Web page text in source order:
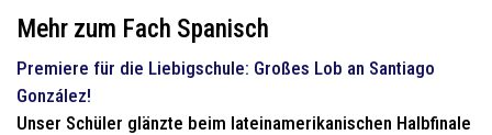
Mehr zum Fach Spanisch
Premiere für die Liebigschule: Großes Lob an Santiago
González!
Unser Schüler glänzte beim lateinamerikanischen Halbfinale